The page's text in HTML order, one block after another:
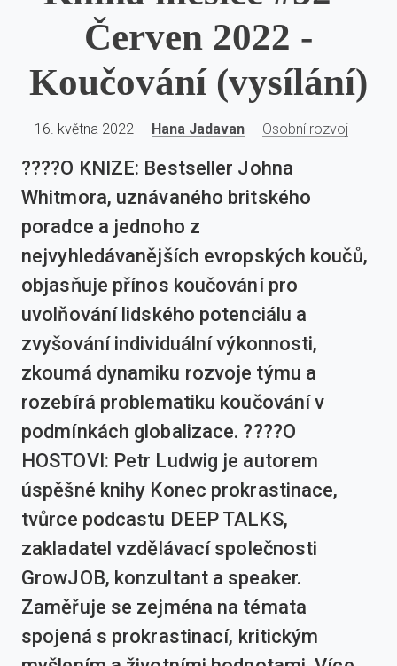
Červen 2022 -
Koučování (vysílání)
16. května 2022 Hana Jadavan Osobní rozvoj
????O KNIZE: Bestseller Johna
Whitmora, uznávaného britského
poradce a jednoho z
nejvyhledávanějších evropských koučů,
objasňuje přínos koučování pro
uvolňování lidského potenciálu a
zvyšování individuální výkonnosti,
zkoumá dynamiku rozvoje týmu a
rozebírá problematiku koučování v
podmínkách globalizace. ????O
HOSTOVI: Petr Ludwig je autorem
úspěšné knihy Konec prokrastinace,
tvůrce podcastu DEEP TALKS,
zakladatel vzdělávací společnosti
GrowJOB, konzultant a speaker.
Zaměřuje se zejména na témata
spojená s prokrastinací, kritickým